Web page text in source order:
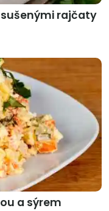
rajčaty
a sýrem